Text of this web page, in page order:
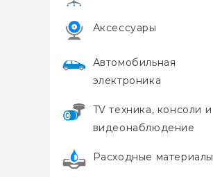
Аксессуары
Автомобильная
электроника
TV техника, консоли и
видеонаблюдение
Расходные материалы